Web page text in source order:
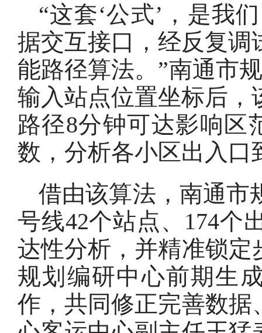
“这套‘公式’，是我
据交互接口，经反复调
能路径算法。”南通市
输入站点位置坐标后，
路径8分钟可达影响区
数，分析各小区出入口
借由该算法，南通市
号线42个站点、174个
达性分析，并精准锁定
规划编研中心前期生
作，共同修正完善数据